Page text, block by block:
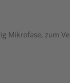
Mikrofase, zum